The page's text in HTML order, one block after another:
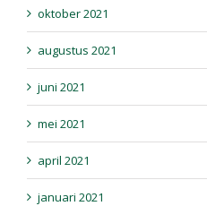
oktober 2021
augustus 2021
juni 2021
mei 2021
april 2021
januari 2021